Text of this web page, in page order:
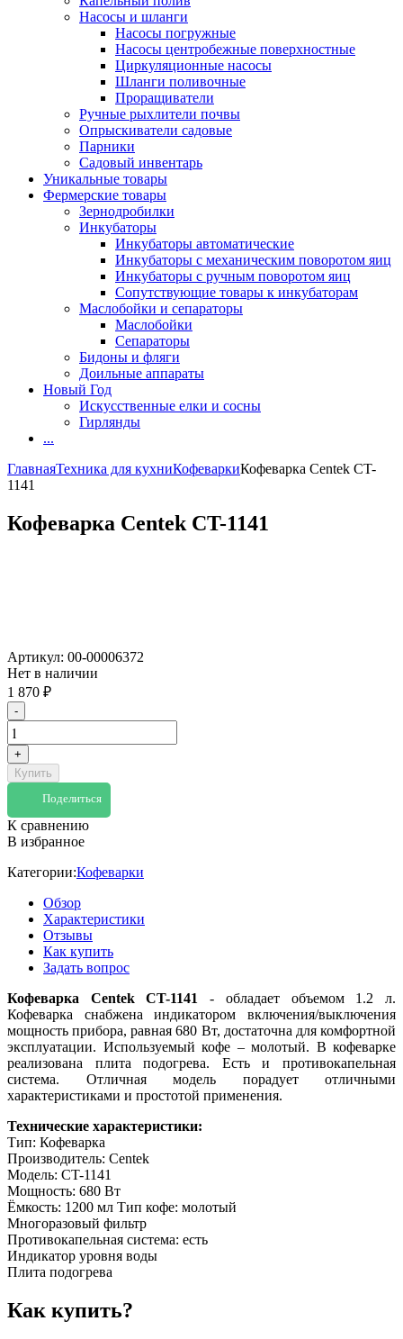
Насосы и шланги
Насосы погружные
Насосы центробежные поверхностные
Циркуляционные насосы
Шланги поливочные
Проращиватели
Ручные рыхлители почвы
Опрыскиватели садовые
Парники
Садовый инвентарь
Уникальные товары
Фермерские товары
Зернодробилки
Инкубаторы
Инкубаторы автоматические
Инкубаторы с механическим поворотом яиц
Инкубаторы с ручным поворотом яиц
Сопутствующие товары к инкубаторам
Маслобойки и сепараторы
Маслобойки
Сепараторы
Бидоны и фляги
Доильные аппараты
Новый Год
Искусственные елки и сосны
Гирлянды
...
ГлавнаяТехника для кухниКофеваркиКофеварка Centek CT-
1141
Кофеварка Centek CT-1141
Артикул: 00-00006372
Нет в наличии
1 870 ₽
-
+
Купить
Поделиться
К сравнению
В избранное
Категории:Кофеварки
Обзор
Характеристики
Отзывы
Как купить
Задать вопрос
Кофеварка Centek CT-1141
- обладает объемом 1.2 л.
Кофеварка снабжена индикатором включения/выключения
мощность прибора, равная 680 Вт, достаточна для комфортной
эксплуатации. Используемый кофе – молотый. В кофеварке
реализована плита подогрева. Есть и противокапельная
система. Отличная модель порадует отличными
характеристиками и простотой применения.
Технические характеристики:
Тип: Кофеварка
Производитель: Centek
Модель: CT-1141
Мощность: 680 Вт
Ёмкость: 1200 мл Тип кофе: молотый
Многоразовый фильтр
Противокапельная система: есть
Индикатор уровня воды
Плита подогрева
Как купить?